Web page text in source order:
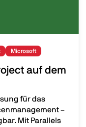
Microsoft
auf dem
für das
–
Mit Parallels